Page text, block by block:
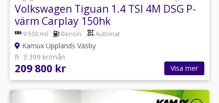
Volkswagen Tiguan 1.4 TSI 4M DSG P-
värm Carplay 150hk
9 500 mil Bensin Automat
Kamux Upplands Väsby
fr. 3 399 kr/mån
209 800 kr Visa mer